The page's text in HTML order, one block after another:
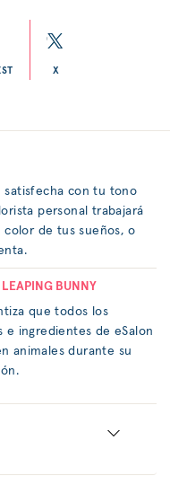
X
satisfecha con tu tono
personal trabajará
de tus sueños, o
BUNNY
que todos los
e ingredientes de eSalon
animales durante su